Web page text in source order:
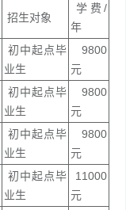
招生对象
学费/
年
初中起点毕
业生
9800
元
初中起点毕
业生
9800
元
初中起点毕
业生
9800
元
初中起点毕
业生
11000
元